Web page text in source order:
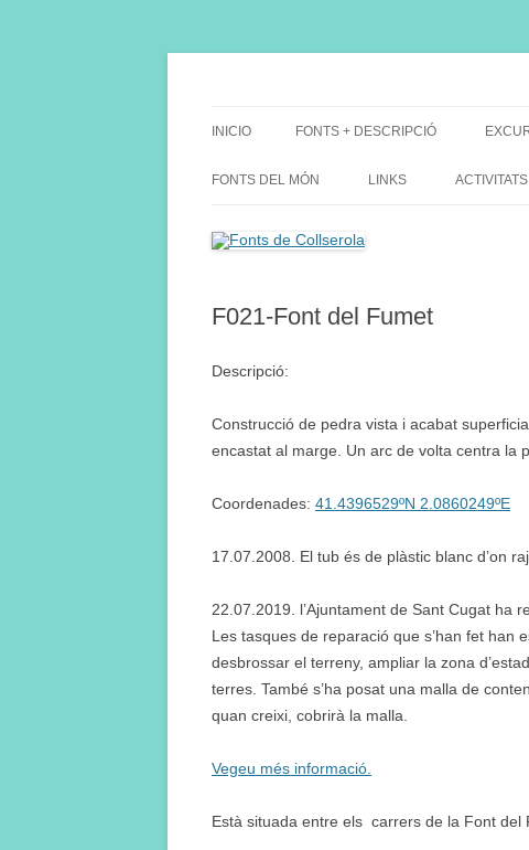
INICIO FONTS + DESCRIPCIÓ
DE
FONTS DEL MÓN LINKS ACTIVITATS
F021-Font del Fumet
Descripció:
Construcció de pedra vista i acabat
encastat al marge. Un arc de volta centra la
Coordenades: 41.4396529ºN 2.0860249ºE
17.07.2008. El tub és de plàstic blanc d’on
22.07.2019. l’Ajuntament de Sant Cugat ha
Les tasques de reparació que s’han fet han
desbrossar el terreny, ampliar la zona
terres. També s’ha posat una malla de
quan creixi, cobrirà la malla.
Vegeu més informació.
Està situada entre els carrers de la Font del